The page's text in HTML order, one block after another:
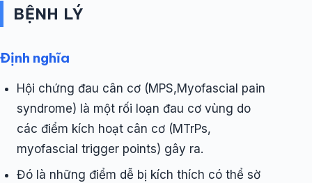
BỆNH LÝ
Định nghĩa
Hội chứng đau cân cơ (MPS,Myofascial pain
syndrome) là một rối loạn đau cơ vùng do
các điểm kích hoạt cân cơ (MTrPs,
myofascial trigger points) gây ra.
Đó là những điểm dễ bị kích thích có thể sờ